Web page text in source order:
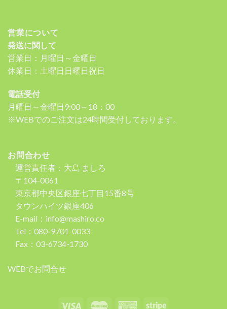
営業について
発送に関して
営業日：月曜日～金曜日
休業日：土曜日日曜日祝日
電話受付
月曜日～金曜日9:00～18：00
※WEBでのご注文は24時間受付しております。
お問合わせ
運営責任者：大島 ましろ
〒104-0061
東京都中央区銀座七丁目15番8号
タウンハイツ銀座406
E-mail：info@mashiro.co
Tel：080-9701-0033
Fax：03-6734-1730
WEBでお問合せ